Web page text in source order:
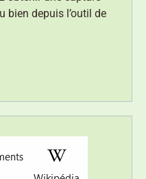
bien depuis l’outil de